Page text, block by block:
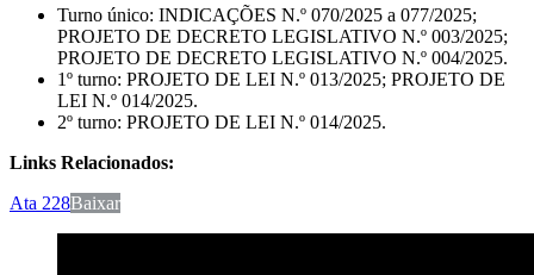
Turno único: INDICAÇÕES N.º 070/2025 a 077/2025;
PROJETO DE DECRETO LEGISLATIVO N.º 003/2025;
PROJETO DE DECRETO LEGISLATIVO N.º 004/2025.
1º turno: PROJETO DE LEI N.º 013/2025; PROJETO DE
LEI N.º 014/2025.
2º turno: PROJETO DE LEI N.º 014/2025.
Links Relacionados:
Ata 228Baixar